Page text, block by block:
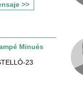
>>
Minués
23